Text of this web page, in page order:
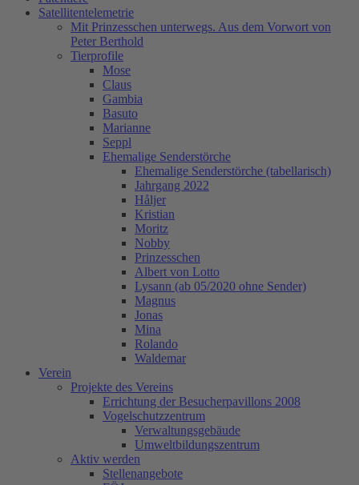
Satellitentelemetrie
Mit Prinzesschen unterwegs. Aus dem Vorwort von
Peter Berthold
Tierprofile
Mose
Claus
Gambia
Basuto
Marianne
Seppl
Ehemalige Senderstörche
Ehemalige Senderstörche (tabellarisch)
Jahrgang 2022
Håljer
Kristian
Moritz
Nobby
Prinzesschen
Albert von Lotto
Lysann (ab 05/2020 ohne Sender)
Magnus
Jonas
Mina
Rolando
Waldemar
Verein
Projekte des Vereins
Errichtung der Besucherpavillons 2008
Vogelschutzzentrum
Verwaltungsgebäude
Umweltbildungszentrum
Aktiv werden
Stellenangebote